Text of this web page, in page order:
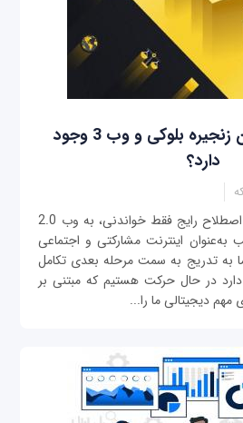
چه رابطه ای میان زنجیره بلوکی و وب 3 وجود
دارد؟
اینترنت از وب 1.0 یا در اصطلاح رایج فقط خواندنی، به وب 2.0
به‌عنوان اینترنت مشارکتی و اجتماعی
به تدریج به سمت مرحله بعدی تکامل
که وب 3.0 نام دارد در حال حرکت هستیم که مبتنی بر
دیجیتالی ما را...